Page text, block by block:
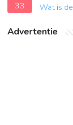
33
Wat is
Advertentie